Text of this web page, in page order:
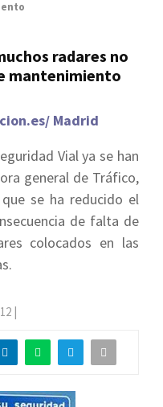
radares no
mantenimiento
Madrid
Vial ya se han
general de Tráfico,
se ha reducido el
de falta de
colocados en las
|